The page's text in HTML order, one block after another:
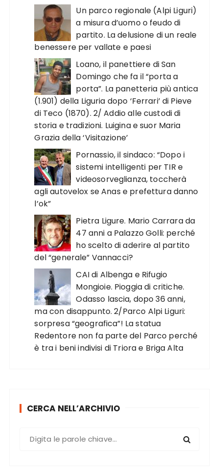
Un parco regionale (Alpi Liguri)
a misura d’uomo o feudo di
partito. La delusione di un reale
benessere per vallate e paesi
Loano, il panettiere di San
Domingo che fa il “porta a
porta”. La panetteria più antica
(1.901) della Liguria dopo ‘Ferrari’ di Pieve
di Teco (1870). 2/ Addio alle custodi di
storia e tradizioni. Luigina e suor Maria
Grazia della ‘Visitazione’
Pornassio, il sindaco: “Dopo i
sistemi intelligenti per TIR e
videosorveglianza, toccherà
agli autovelox se Anas e prefettura danno
l’ok”
Pietra Ligure. Mario Carrara da
47 anni a Palazzo Golli: perché
ho scelto di aderire al partito
del “generale” Vannacci?
CAI di Albenga e Rifugio
Mongioie. Pioggia di critiche.
Odasso lascia, dopo 36 anni,
ma con disappunto. 2/Parco Alpi Liguri:
sorpresa “geografica”! La statua
Redentore non fa parte del Parco perché
è tra i beni indivisi di Triora e Briga Alta
CERCA NELL’ARCHIVIO